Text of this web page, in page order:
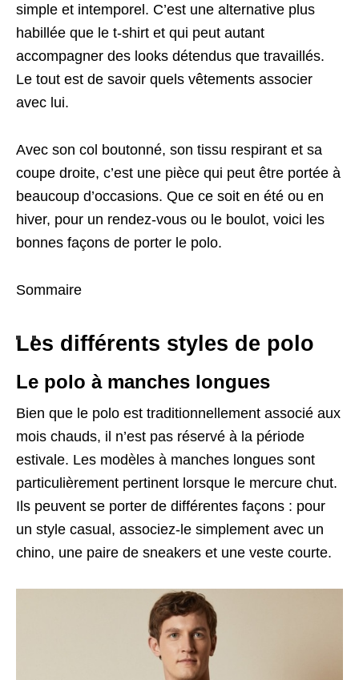
simple et intemporel. C’est une alternative plus
habillée que le t-shirt et qui peut autant
accompagner des looks détendus que travaillés.
Le tout est de savoir quels vêtements associer
avec lui.
Avec son col boutonné, son tissu respirant et sa
coupe droite, c’est une pièce qui peut être portée à
beaucoup d’occasions. Que ce soit en été ou en
hiver, pour un rendez-vous ou le boulot, voici les
bonnes façons de porter le polo.
Sommaire
Les différents styles de polo
Le polo à manches longues
Bien que le polo est traditionnellement associé aux
mois chauds, il n’est pas réservé à la période
estivale. Les modèles à manches longues sont
particulièrement pertinent lorsque le mercure chut.
Ils peuvent se porter de différentes façons : pour
un style casual, associez-le simplement avec un
chino, une paire de sneakers et une veste courte.